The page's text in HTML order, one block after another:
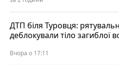
ДТП біля Туровця:
деблокували тіло загиблої
Вчора о 17:11